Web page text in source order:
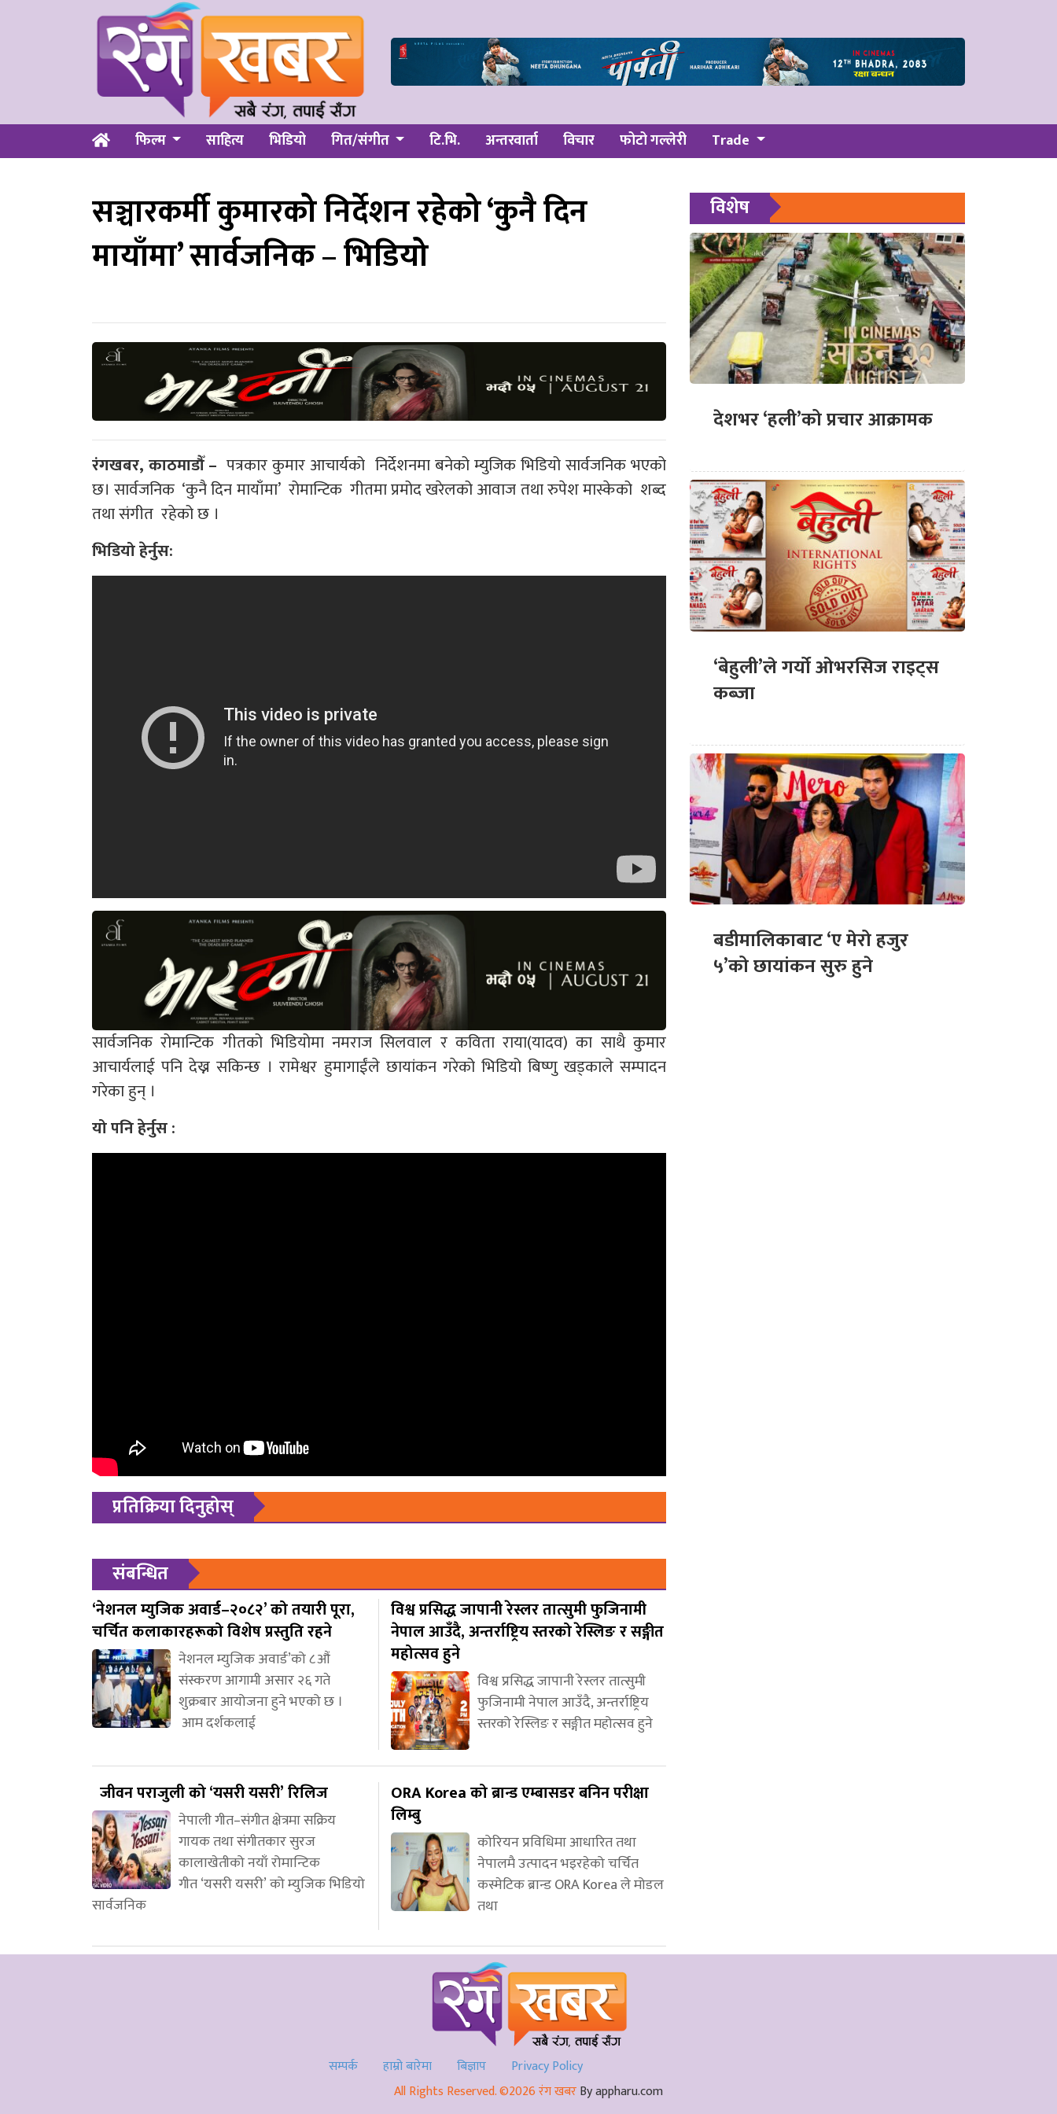
फिल्म साहित्य भिडियो गित/संगीत टि.भि. अन्तरवार्ता विचार फोटो गल्लेरी Trade
सञ्चारकर्मी कुमारको निर्देशन रहेको ‘कुनै दिन
मायाँमा’ सार्वजनिक – भिडियो
रंगखबर, काठमाडौँ – पत्रकार कुमार आचार्यको निर्देशनमा बनेको म्युजिक भिडियो सार्वजनिक भएको
छ। सार्वजनिक ‘कुनै दिन मायाँमा’ रोमान्टिक गीतमा प्रमोद खरेलको आवाज तथा रुपेश मास्केको शब्द
तथा संगीत रहेको छ ।
भिडियो हेर्नुस:
सार्वजनिक रोमान्टिक गीतको भिडियोमा नमराज सिलवाल र कविता राया(यादव) का साथै कुमार
आचार्यलाई पनि देख्न सकिन्छ । रामेश्वर हुमागाईंले छायांकन गरेको भिडियो बिष्णु खड्काले सम्पादन
गरेका हुन् ।
यो पनि हेर्नुस :
प्रतिक्रिया दिनुहोस्
संबन्धित
‘नेशनल म्युजिक अवार्ड–२०८२’ को तयारी पूरा,
चर्चित कलाकारहरूको विशेष प्रस्तुति रहने
नेशनल म्युजिक अवार्ड’को ८औं
संस्करण आगामी असार २६ गते
शुक्रबार आयोजना हुने भएको छ ।
आम दर्शकलाई
विश्व प्रसिद्ध जापानी रेस्लर तात्सुमी फुजिनामी
नेपाल आउँदै, अन्तर्राष्ट्रिय स्तरको रेस्लिङ र सङ्गीत
महोत्सव हुने
विश्व प्रसिद्ध जापानी रेस्लर तात्सुमी
फुजिनामी नेपाल आउँदै, अन्तर्राष्ट्रिय
स्तरको रेस्लिङ र सङ्गीत महोत्सव हुने
जीवन पराजुली को ‘यसरी यसरी’ रिलिज
नेपाली गीत–संगीत क्षेत्रमा सक्रिय
गायक तथा संगीतकार सुरज
कालाखेतीको नयाँ रोमान्टिक
गीत ‘यसरी यसरी’ को म्युजिक भिडियो
सार्वजनिक
ORA Korea को ब्रान्ड एम्बासडर बनिन परीक्षा
लिम्बु
कोरियन प्रविधिमा आधारित तथा
नेपालमै उत्पादन भइरहेको चर्चित
कस्मेटिक ब्रान्ड ORA Korea ले मोडल
तथा
विशेष
देशभर ‘हली’को प्रचार आक्रामक
‘बेहुली’ले गर्यो ओभरसिज राइट्स
कब्जा
बडीमालिकाबाट ‘ए मेरो हजुर
५’को छायांकन सुरु हुने
सम्पर्क हाम्रो बारेमा बिज्ञाप
Privacy Policy
All Rights Reserved. ©2026 रंग खबरBy appharu.com